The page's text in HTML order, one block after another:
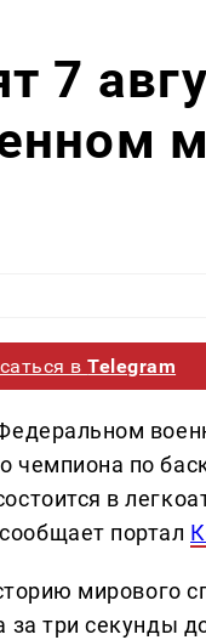
7
вTelegram
по
в
портал
мирового
за три секунды